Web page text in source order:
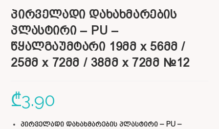
პირველადი დახახმარების
პლასტირი – PU –
წყალგაუმტარი 19მმ x 56მმ /
25მმ x 72მმ / 38მმ x 72მმ №12
₾3.90
პირველადი დახახმარების პლასტირი – PU –